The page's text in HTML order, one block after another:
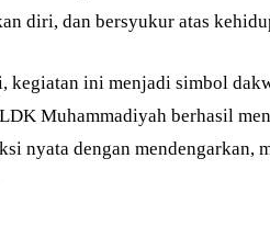
diri, dan bersyukur atas
kegiatan ini menjadi simbol
Muhammadiyah berhasil
nyata dengan mendengarkan,